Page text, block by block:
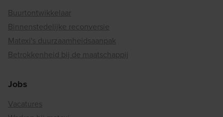
Buurtontwikkelaar
Binnenstedelijke reconversie
Matexi's duurzaamheidsaanpak
Betrokkenheid bij de maatschappij
Jobs
Vacatures